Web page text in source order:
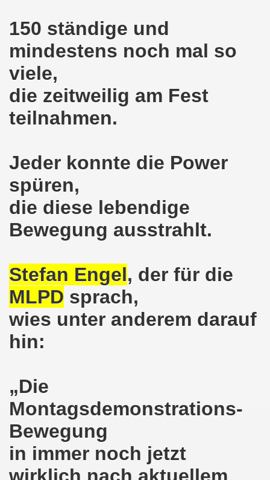
150 ständige und
mindestens noch mal so
viele,
die zeitweilig am Fest
teilnahmen.
Jeder konnte die Power
spüren,
die diese lebendige
Bewegung ausstrahlt.
Stefan Engel, der für die
MLPD sprach,
wies unter anderem darauf
hin:
„Die
Montagsdemonstrations-
Bewegung
in immer noch jetzt
ruft auf am 28.02.2022 zum Tag des
Bewegung am 14. Februar 2022 in der Innenstadt
der 740. Gelsenkirchener Montagsdemo-Bewegung
macht im neuen Jahr 2022 am 10.01.2022
am 13.12.2021 nimmt Ampel-Koalition unter
den 08.11.2021 Tag des Widerstands für die
Armut und auch gegen Arbeitsplatzvernichtung stand
in Gelsenkirchenen-Buer am 11.10.2021
Gelsenkirchener Montagsdemo-Bewegung am
auch wieder für die Landesliste der
solidarisch am 12.07.2021 mit Stefan Engel,
Bewegung Gelsenkirchen am 12.07.2021!
Bürger am 14.06.2021 müssen alle
Gelsenkirchener Montagsdemo-Bewegung am